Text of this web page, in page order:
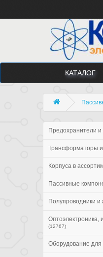
КАТАЛОГ
Предохранители
Трансформаторы и
Корпуса в
Пассивные
Полупроводники и
Оптоэлектроника,
(12767)
Оборудование для